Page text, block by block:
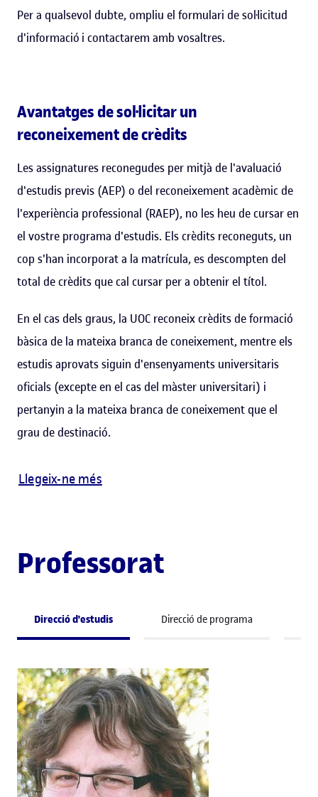
Per a qualsevol dubte, ompliu el formulari de sol·licitud
d'informació i contactarem amb vosaltres.
Avantatges de sol·licitar un
reconeixement de crèdits
Les assignatures reconegudes per mitjà de l'avaluació
d'estudis previs (AEP) o del reconeixement acadèmic de
l'experiència professional (RAEP), no les heu de cursar en
el vostre programa d'estudis. Els crèdits reconeguts, un
cop s'han incorporat a la matrícula, es descompten del
total de crèdits que cal cursar per a obtenir el títol.
En el cas dels graus, la UOC reconeix crèdits de formació
bàsica de la mateixa branca de coneixement, mentre els
estudis aprovats siguin d'ensenyaments universitaris
oficials (excepte en el cas del màster universitari) i
pertanyin a la mateixa branca de coneixement que el
grau de destinació.
Llegeix-ne més
Professorat
Direcció d'estudis Direcció de programa